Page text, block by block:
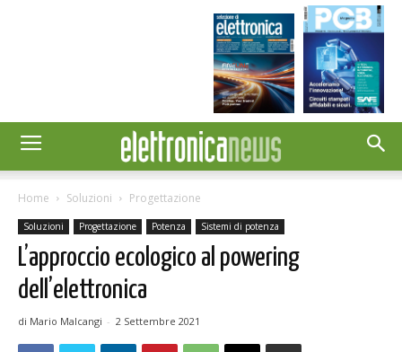
Home Soluzioni Progettazione
Soluzioni Progettazione Potenza Sistemi di potenza
L’approccio ecologico al powering
dell’elettronica
di Mario Malcangi - 2 Settembre 2021